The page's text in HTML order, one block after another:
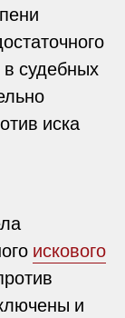
судебных
иска
искового
и